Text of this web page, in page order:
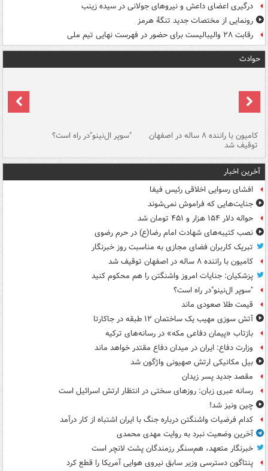
درگیری اعضای داعش و نیروهای جولانی در سیده زینب
رونمایی از مختصات جدید تنگۀ هرمز
رقابت ۲۸ والیبالیست برای حضور در فهرست نهایی تیم ملی
حوادث
کامیون با راننده ۸ ساله در اصفهان
توقیف شد
"سوپر ال‌نینو"در راه است؟
آخرین اخبار
افشای رسوایی اخلاقی رئیس فیفا
جنایت‌هایی که فراموش نمی‌شوند
حواله دلار ۱۵۴ هزار و ۴۵۱ تومان شد
نصب کتیبه‌های شهادت امام رضا(ع) در حرم رضوی
تبریک کاربران فضای مجازی به مناسبت روز خبرنگار
کامیون با راننده ۸ ساله در اصفهان توقیف شد
پزشکیان: جنایات امروز واشنگتن را هم محکوم کنید
"سوپر ال‌نینو"در راه است؟
قیمت طلا صعودی ماند
آتش سوزی مهیب یک ساختمان ۱۲ طبقه در جاکارتا
بازتاب «پیمان دفاعی مکه» در رسانه‌های ترکیه
وزارت دفاع: ایران در میدان دفاع مقتدر خواهد ماند
بیل مکانیکی ارتش صهیونی واژگون شد
مقصد جدید پسر زیدان
رسانه عبری زبان: روزهای سختی در انتظار ارتش اسرائیل است
چین ونیز شد!
کدام فرضیات واشنگتن درباره جنگ با ایران اشتباه از کار درآمد
آخرین وضعیت نبرد به روایت مهدی محمدی
خبرنگار متعهد، هم‌سنگر رزمندگان پشت لانچر است
پنتاگون دسترسی وزیر سابق نیروی هوایی آمریکا را قطع کرد